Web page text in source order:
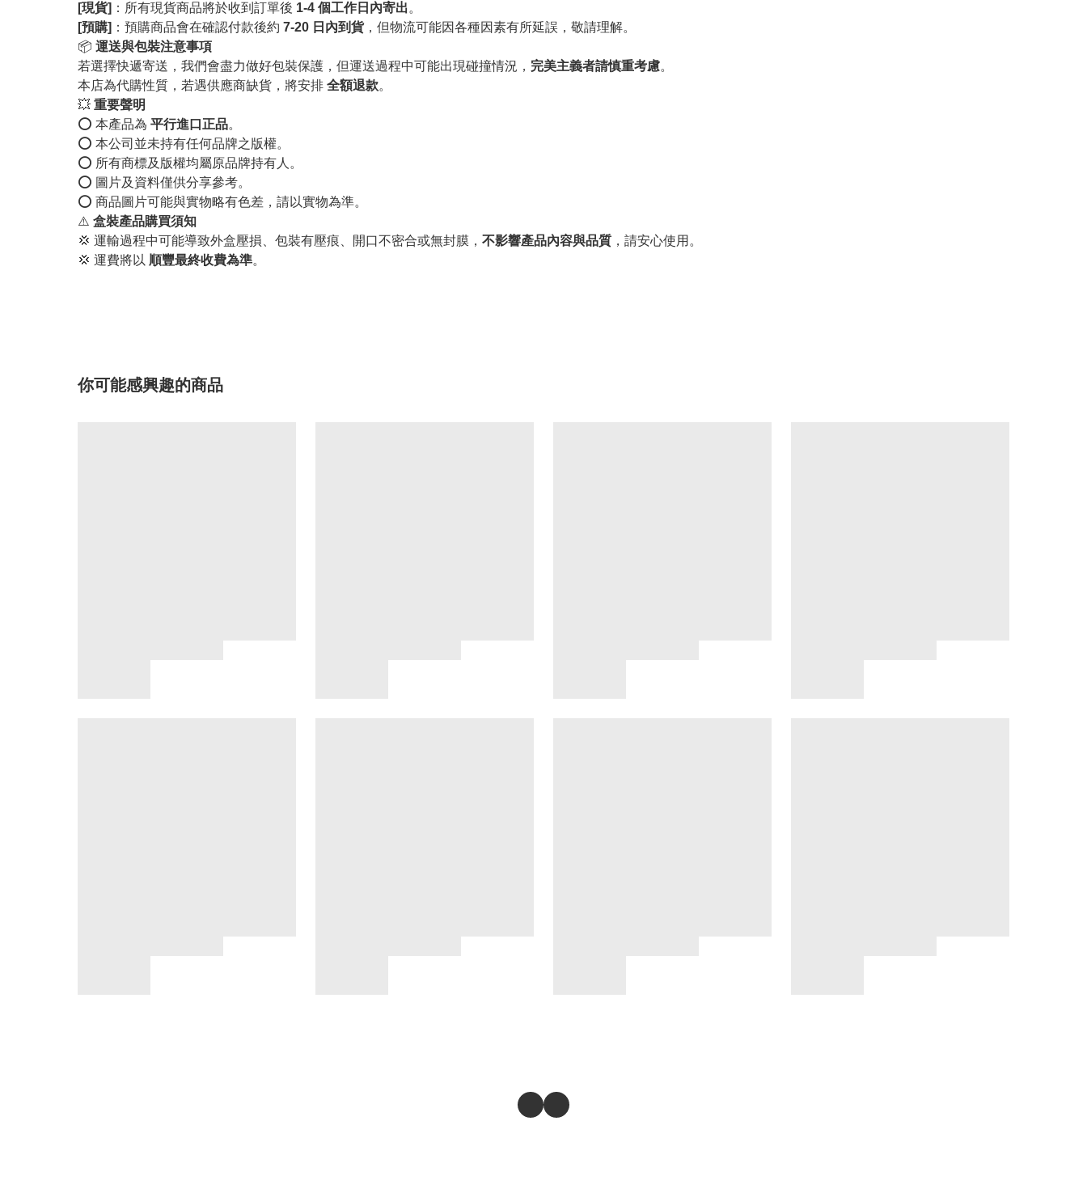
[現貨] ：所有現貨商品將於收到訂單後 1-4 個工作日內寄出。
[預購] ：預購商品會在確認付款後約 7-20 日內到貨，但物流可能因各種因素有所延誤，敬請理解。
📦 運送與包裝注意事項
若選擇快遞寄送，我們會盡力做好包裝保護，但運送過程中可能出現碰撞情況， 完美主義者請慎重考慮。
本店為代購性質，若遇供應商缺貨，將安排 全額退款。
💥 重要聲明
⭕️ 本產品為 平行進口正品。
⭕️ 本公司並未持有任何品牌之版權。
⭕️ 所有商標及版權均屬原品牌持有人。
⭕️ 圖片及資料僅供分享參考。
⭕️ 商品圖片可能與實物略有色差，請以實物為準。
⚠️ 盒裝產品購買須知
💢 運輸過程中可能導致外盒壓損、包裝有壓痕、開口不密合或無封膜， 不影響產品內容與品質 ，請安心使用。
💢 運費將以 順豐最終收費為準。
你可能感興趣的商品